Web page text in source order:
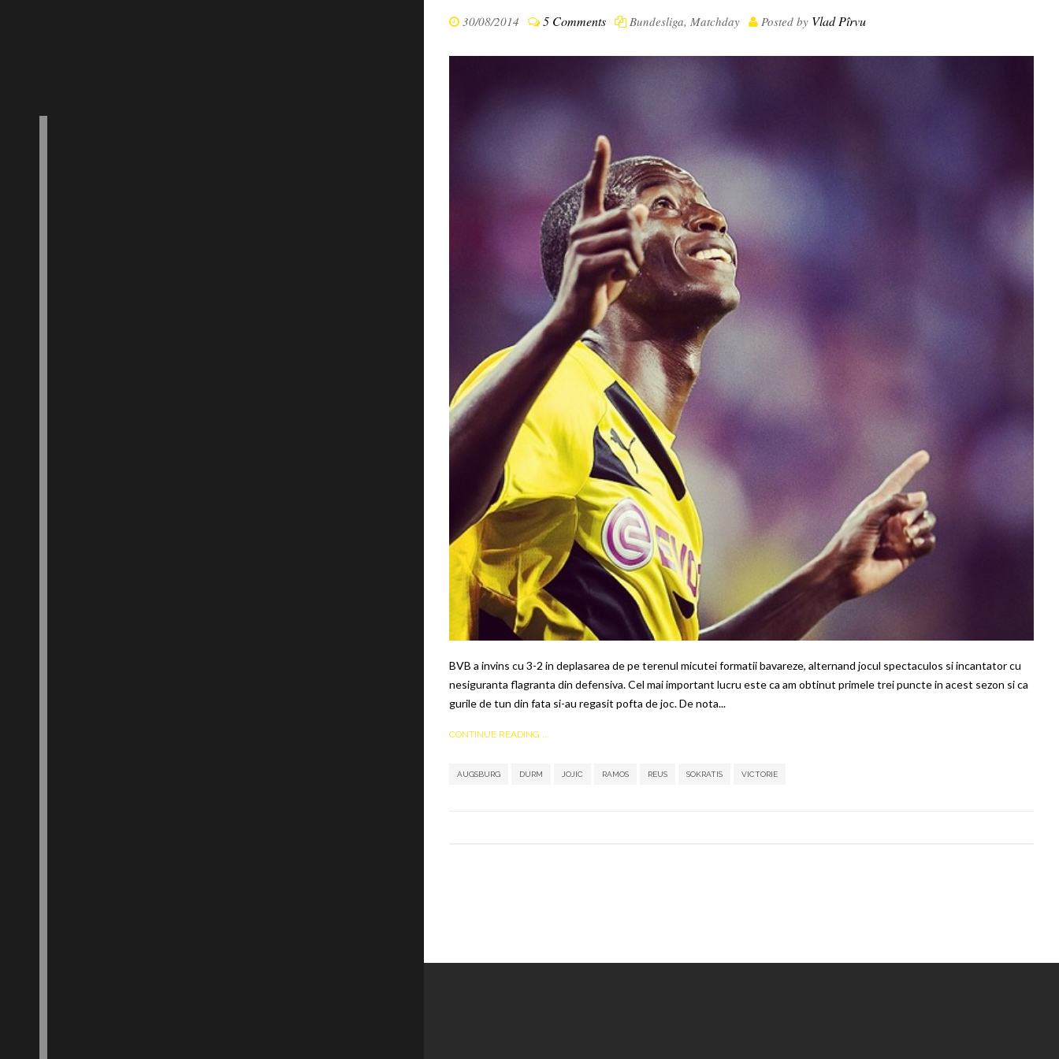
30/08/2014 5 Comments Bundesliga, Matchday Posted by Vlad Pîrvu
BVB a invins cu 3-2 in deplasarea de pe terenul micutei formatii bavareze, alternand jocul spectaculos si incantator cu
nesiguranta flagranta din defensiva. Cel mai important lucru este ca am obtinut primele trei puncte in acest sezon si ca
gurile de tun din fata si-au regasit pofta de joc. De nota...
CONTINUE READING ...
AUGSBURG DURM JOJIC RAMOS REUS SOKRATIS VICTORIE